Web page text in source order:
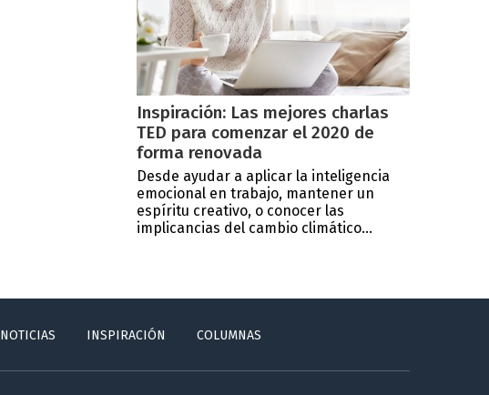
Inspiración: Las mejores charlas
TED para comenzar el 2020 de
forma renovada
Desde ayudar a aplicar la inteligencia
emocional en trabajo, mantener un
espíritu creativo, o conocer las
implicancias del cambio climático...
NOTICIAS INSPIRACIÓN COLUMNAS